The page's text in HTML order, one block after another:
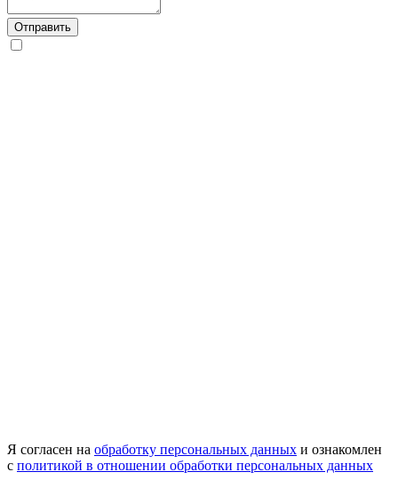
Отправить
Я согласен на обработку персональных данных и ознакомлен
с политикой в отношении обработки персональных данных